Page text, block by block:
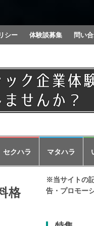
シー 体験談募集 問い
セクハラ マタハラ
格
※当サイトの
告・プロモー